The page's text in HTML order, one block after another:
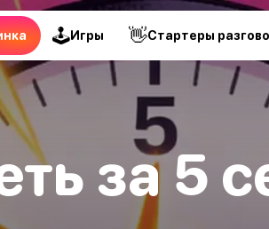
🕹Игры 👋Стартеры
за 5